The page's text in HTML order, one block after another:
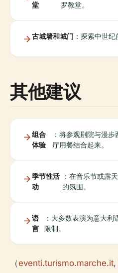
堂
罗教堂。
古城墙和城门 ：探索中世纪
其他建议
组合
体验
：将参观剧院与漫
厅用餐结合起来。
季节性活
动
：在音乐节或露
的氛围。
语
言
：大多数表演为意大
限制。
（eventi.turismo.marche.it,